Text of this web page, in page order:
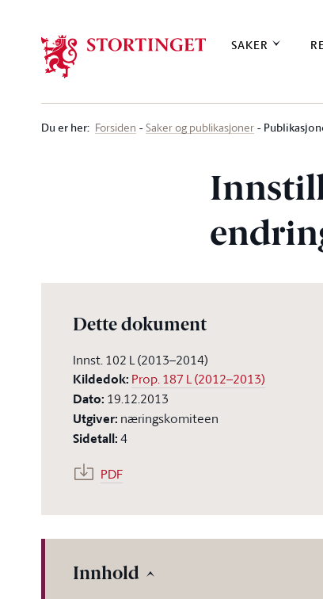
SAKER
Du er her: Forsiden Saker og publikasjoner
Dette dokument
Innst. 102 L (2013–2014)
Kildedok: Prop. 187 L (2012–2013)
Dato: 19.12.2013
Utgiver: næringskomiteen
Sidetall:4
PDF
Innhold